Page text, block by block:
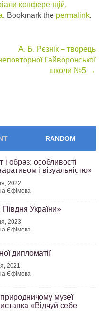
конференцій,
. Bookmark the permalink.
А. Б. Рєзнік – творець
Гайворонської
школи №5 →
RANDOM
і образ: особливості
і візуальністю»
2022
Єфімова
Півдня України»
2023
Єфімова
дипломатії
2021
Єфімова
музеї
«Відчуй себе